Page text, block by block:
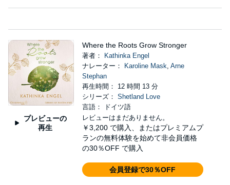
プレビューの
再生
Where the Roots Grow Stronger
著者：
Kathinka Engel
ナレーター：
Karoline Mask, Arne
Stephan
再生時間： 12 時間 13 分
シリーズ： Shetland Love
言語： ドイツ語
レビューはまだありません。
￥3,200 で購入、またはプレミアムプ
ランの無料体験を始めて非会員価格
の30％OFF で購入
会員登録で30％OFF